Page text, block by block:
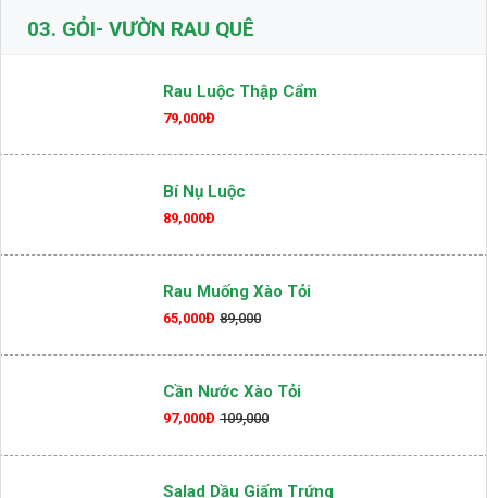
790,000Đ
GỎI- VƯỜN RAU QUÊ
Rau Luộc Thập Cẩm
79,000Đ
Bí Nụ Luộc
89,000Đ
Rau Muống Xào Tỏi
65,000Đ 89,000
Cần Nước Xào Tỏi
97,000Đ 109,000